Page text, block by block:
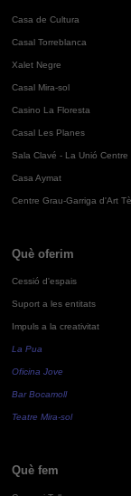
Casa de Cultura
Casal Torreblanca
Xalet Negre
Casal Mira-sol
Casino La Floresta
Casal Les Planes
Sala Clavé - La Unió Centre
Casa Aymat
Centre Grau-Garriga d'Art
Què oferim
Cessió d'espais
Suport a les entitats
Impuls a la creativitat
La Pua
Oficina Jove
Bar Bocamoll
Teatre Mira-sol
Què fem